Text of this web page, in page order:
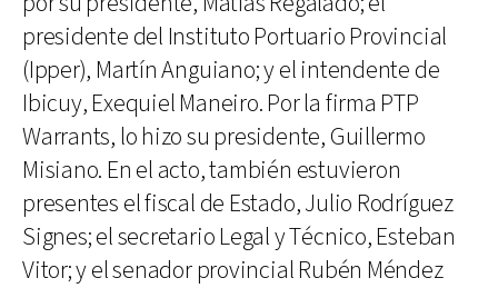
presidente del Instituto Portuario Provincial
(Ipper), Martín Anguiano; y el intendente de
Ibicuy, Exequiel Maneiro. Por la firma PTP
Warrants, lo hizo su presidente, Guillermo
Misiano. En el acto, también estuvieron
presentes el fiscal de Estado, Julio Rodríguez
Signes; el secretario Legal y Técnico, Esteban
Vitor; y el senador provincial Rubén Méndez